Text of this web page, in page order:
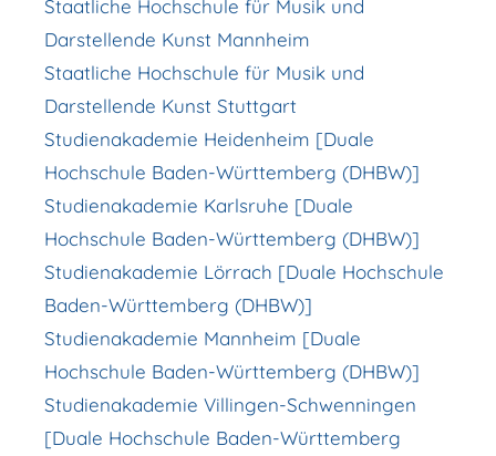
Staatliche Hochschule für Musik und
Darstellende Kunst Mannheim
Staatliche Hochschule für Musik und
Darstellende Kunst Stuttgart
Studienakademie Heidenheim [Duale
Hochschule Baden-Württemberg (DHBW)]
Studienakademie Karlsruhe [Duale
Hochschule Baden-Württemberg (DHBW)]
Studienakademie Lörrach [Duale Hochschule
Baden-Württemberg (DHBW)]
Studienakademie Mannheim [Duale
Hochschule Baden-Württemberg (DHBW)]
Studienakademie Villingen-Schwenningen
[Duale Hochschule Baden-Württemberg